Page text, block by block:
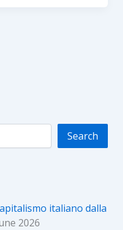
Search
italiano dalla
2026